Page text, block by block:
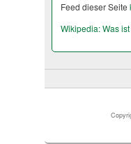
Feed dieser Seite
Wikipedia: Was